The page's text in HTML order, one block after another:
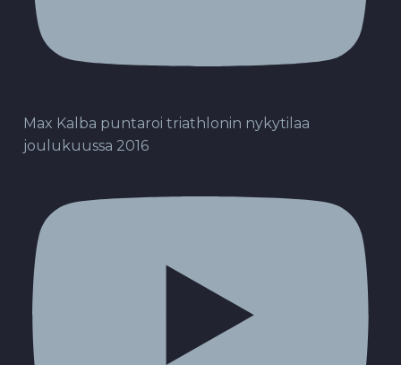
Max Kalba puntaroi triathlonin nykytilaa
joulukuussa 2016